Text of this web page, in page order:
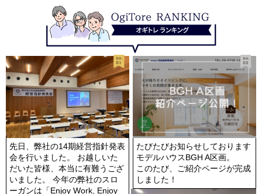
オギトレランキング
No.1
先日、弊社の14期経営指針発表
会を行いました。 お越しいた
だいた皆様、本当に有難うござ
いました。 今年の弊社のスロ
ーガンは「Enjoy Work, Enjoy
No.2
たびたびお知らせしております
モデルハウスBGH A区画。
このたび、ご紹介ページが完成
しました！